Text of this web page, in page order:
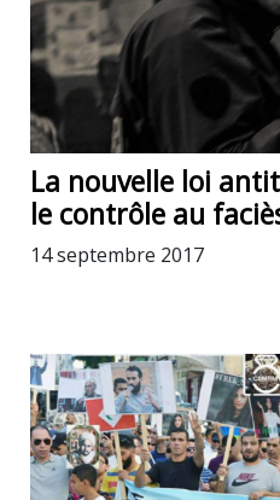
La nouvelle loi
le contrôle au
14 septembre 2017